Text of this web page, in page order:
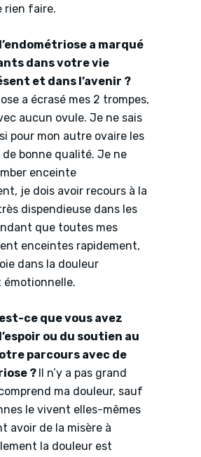
rien faire.
a marqué
dans votre vie
et dans l’avenir ?
a écrasé mes 2 trompes,
aucun ovule. Je ne sais
pour mon autre ovaire les
bonne qualité. Je ne
enceinte
je dois avoir recours à la
dispendieuse dans les
que toutes mes
enceintes rapidement,
dans la douleur
émotionnelle.
ce que vous avez
ou du soutien au
parcours avec de
? Il n’y a pas grand
ma douleur, sauf
le vivent elles-mêmes
avoir de la misère à
la douleur est